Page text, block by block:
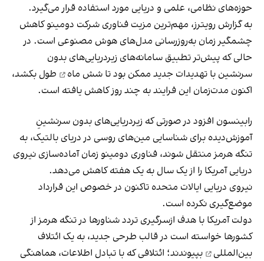
حوزه‌های نظامی، علمی و دریایی مورد استفاده قرار می‌گیرد.
به گزارش رویترز، مهم‌ترین مزیت فناوری شرکت دومینو کاهش
چشمگیر زمان به‌روزرسانی مدل‌های هوش مصنوعی است. در
حالی که پیش‌تر تطبیق سامانه‌های زیردریایی‌های بدون
سرنشین با تهدیدات جدید ممکن بود تا شش ماه
طول بکشد،
اکنون مدت‌زمان این فرایند به چند روز کاهش یافته است.
رابینسون افزود در صورتی که زیردریایی‌های بدون سرنشینِ
آموزش‌دیده برای شناسایی مین‌های روسی در دریای بالتیک، به
تنگه هرمز منتقل شوند، فناوری دومینو زمان آماده‌سازی نیروی
دریایی آمریکا را از یک سال به یک هفته کاهش می‌دهد.
نیروی دریایی ایالات متحده تاکنون در خصوص این قرارداد
موضع‌گیری نکرده است.
دولت آمریکا با هدف ازسرگیری تردد شناورها در تنگه هرمز از
کشورها خواسته است در قالب طرحی جدید، به یک ائتلاف
بین‌المللی
بپیوندند؛ ائتلافی که با تبادل اطلاعات، هماهنگی